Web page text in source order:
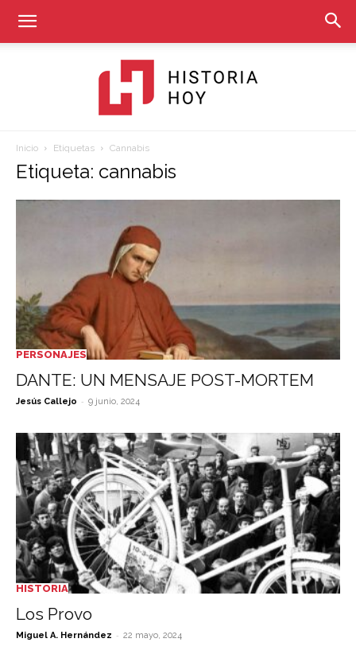
Inicio Etiquetas Cannabis
Etiqueta: cannabis
PERSONAJES
DANTE: UN MENSAJE POST-MORTEM
Jesús Callejo - 9 junio, 2024
HISTORIA
Los Provo
Miguel A. Hernández - 22 mayo, 2024